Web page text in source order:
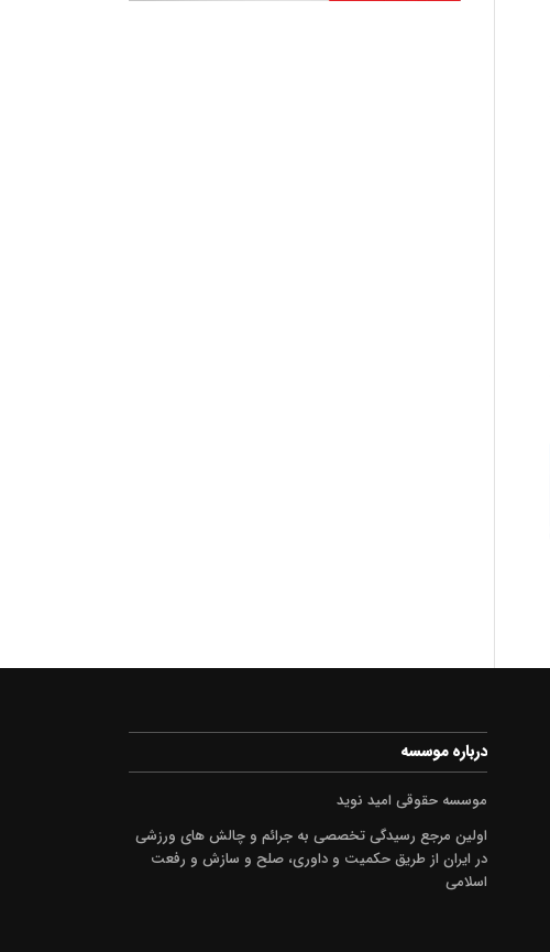
درباره موسسه
موسسه حقوقی امید نوید
اولین مرجع رسیدگی تخصصی به جرائم و چالش های ورزشی
در ایران از طریق حکمیت و داوری، صلح و سازش و رفعت
اسلامی